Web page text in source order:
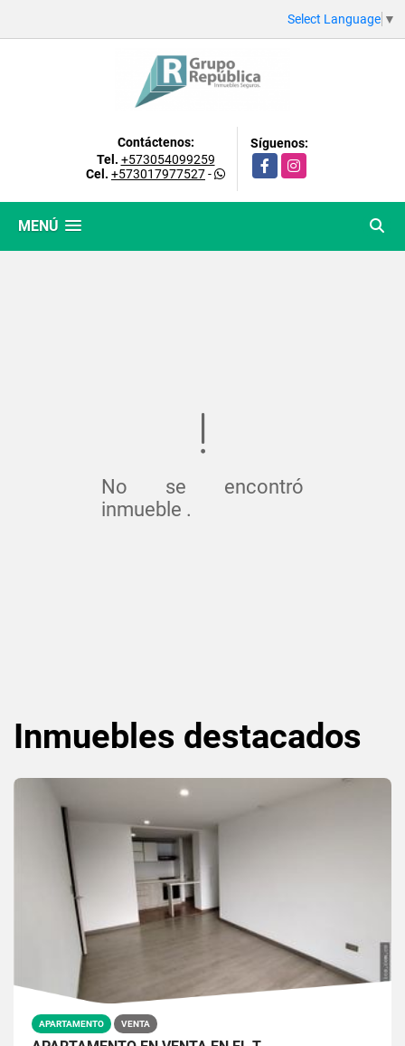
Select Language ▼
Contáctenos:
Tel. +573054099259
Cel. +573017977527-
Síguenos:
FacebookInstagram
MENÚ
No se encontró
inmueble .
Inmuebles destacados
APARTAMENTO VENTA